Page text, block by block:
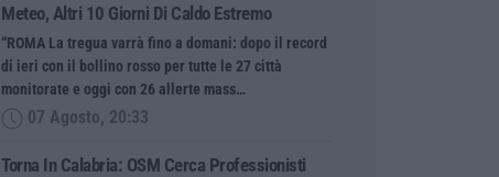
Meteo, Altri 10 Giorni Di Caldo Estremo
“ROMA La tregua varrà fino a domani: dopo il record
di ieri con il bollino rosso per tutte le 27 città
monitorate e oggi con 26 allerte mass…
07 Agosto, 20:33
Torna In Calabria: OSM Cerca Professionisti